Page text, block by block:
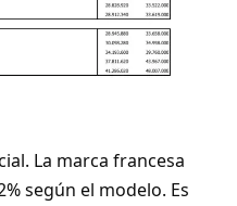
La marca francesa
según el modelo. Es